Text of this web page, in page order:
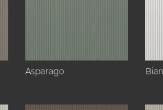
Asparago